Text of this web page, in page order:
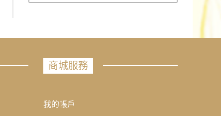
商城服務
我的帳戶